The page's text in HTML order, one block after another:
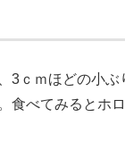
3ｃｍほどの小ぶ
食べてみるとホ